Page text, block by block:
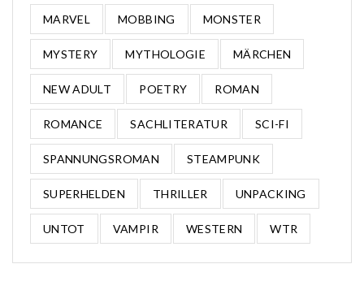
MARVEL MOBBING MONSTER
MYSTERY MYTHOLOGIE MÄRCHEN
NEW ADULT POETRY ROMAN
ROMANCE SACHLITERATUR SCI-FI
SPANNUNGSROMAN STEAMPUNK
SUPERHELDEN THRILLER UNPACKING
UNTOT VAMPIR WESTERN WTR